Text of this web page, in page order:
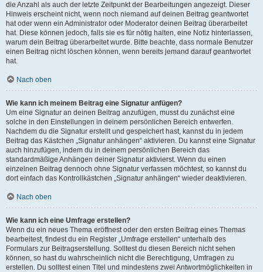
die Anzahl als auch der letzte Zeitpunkt der Bearbeitungen angezeigt. Dieser
Hinweis erscheint nicht, wenn noch niemand auf deinen Beitrag geantwortet
hat oder wenn ein Administrator oder Moderator deinen Beitrag überarbeitet
hat. Diese können jedoch, falls sie es für nötig halten, eine Notiz hinterlassen,
warum dein Beitrag überarbeitet wurde. Bitte beachte, dass normale Benutzer
einen Beitrag nicht löschen können, wenn bereits jemand darauf geantwortet
hat.
Nach oben
Wie kann ich meinem Beitrag eine Signatur anfügen?
Um eine Signatur an deinen Beitrag anzufügen, musst du zunächst eine
solche in den Einstellungen in deinem persönlichen Bereich entwerfen.
Nachdem du die Signatur erstellt und gespeichert hast, kannst du in jedem
Beitrag das Kästchen „Signatur anhängen“ aktivieren. Du kannst eine Signatur
auch hinzufügen, indem du in deinem persönlichen Bereich das
standardmäßige Anhängen deiner Signatur aktivierst. Wenn du einen
einzelnen Beitrag dennoch ohne Signatur verfassen möchtest, so kannst du
dort einfach das Kontrollkästchen „Signatur anhängen“ wieder deaktivieren.
Nach oben
Wie kann ich eine Umfrage erstellen?
Wenn du ein neues Thema eröffnest oder den ersten Beitrag eines Themas
bearbeitest, findest du ein Register „Umfrage erstellen“ unterhalb des
Formulars zur Beitragserstellung. Solltest du diesen Bereich nicht sehen
können, so hast du wahrscheinlich nicht die Berechtigung, Umfragen zu
erstellen. Du solltest einen Titel und mindestens zwei Antwortmöglichkeiten in